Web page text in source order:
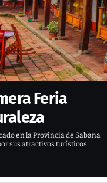
Feria
en la Provincia de Sabana
sus atractivos turísticos